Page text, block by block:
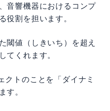
音響機器におけるコンプ
役割を担います。
閾値（しきいち）を超え
てくれます。
クトのことを「ダイナミ
す。